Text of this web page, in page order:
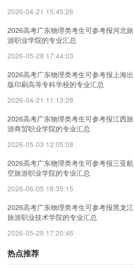
2026-04-21 15:45:26
2026高考广东物理类考生可参考报河北旅
游职业学院的专业汇总
2026-05-28 17:44:03
2026高考广东物理类考生可参考报上海出
版印刷高等专科学校的专业汇总
2026-04-21 11:13:28
2026高考广东物理类考生可参考报江西旅
游商贸职业学院的专业汇总
2026-05-03 12:05:08
2026高考广东物理类考生可参考报三亚航
空旅游职业学院的专业汇总
2026-06-05 18:35:15
2026高考广东物理类考生可参考报黑龙江
旅游职业技术学院的专业汇总
2026-05-29 17:20:46
热点推荐